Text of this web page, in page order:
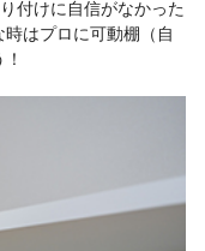
付けに自信がなかった
はプロに可動棚（自